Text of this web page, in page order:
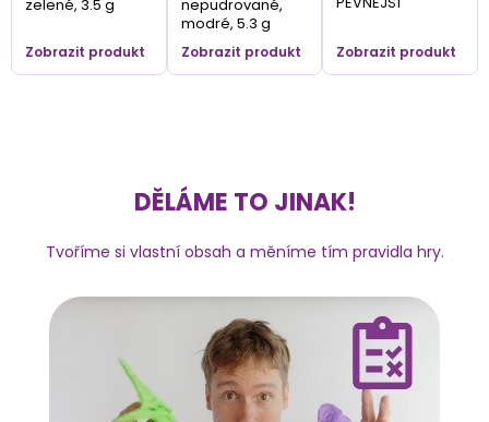
zelené, 3.5 g
Zobrazit produkt
nepudrované,
modré, 5.3 g
Zobrazit produkt Zobrazit produkt
DĚLÁME TO JINAK!
Tvoříme si vlastní obsah a měníme tím pravidla hry.